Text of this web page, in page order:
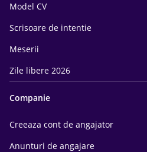
Model CV
Scrisoare de intentie
Meserii
Zile libere 2026
Companie
Creeaza cont de angajator
Anunturi de angajare